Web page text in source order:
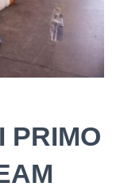
PRIMO